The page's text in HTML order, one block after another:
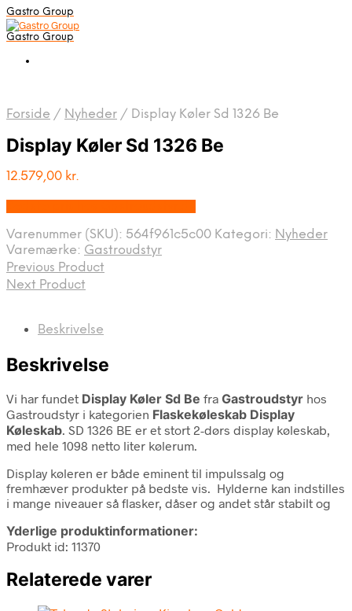
Gastro Group
Gastro Group
Forside / Nyheder / Display Køler Sd 1326 Be
Display Køler Sd 1326 Be
12.579,00 kr.
Varenummer (SKU): 564f961c5c00 Kategori: Nyheder
Varemærke: Gastroudstyr
Previous Product
Next Product
Beskrivelse
Beskrivelse
Vi har fundet Display Køler Sd Be fra Gastroudstyr hos
Gastroudstyr i kategorien Flaskekøleskab Display
Køleskab. SD 1326 BE er et stort 2-dørs display køleskab,
med hele 1098 netto liter kølerum.
Display køleren er både eminent til impulssalg og
fremhæver produkter på bedste vis. Hylderne kan indstilles
i mange niveauer så flasker, dåser og andet står stabilt og
Yderlige produktinformationer:
Produkt id: 11370
Relaterede varer